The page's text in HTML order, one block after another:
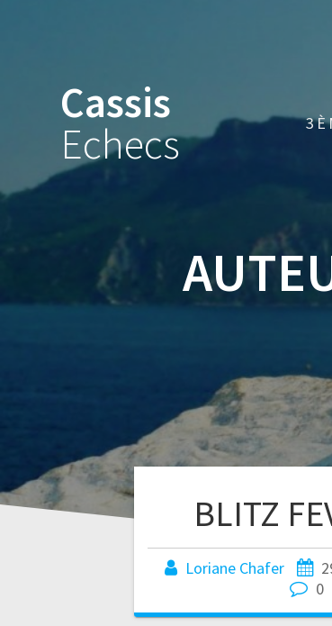
Cassis
Echecs
BLITZ
Loriane Chafer
0